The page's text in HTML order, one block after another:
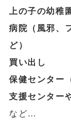
上の子の幼稚
病院（風邪、
ど）
買い出し
保健センター
支援センター
など…